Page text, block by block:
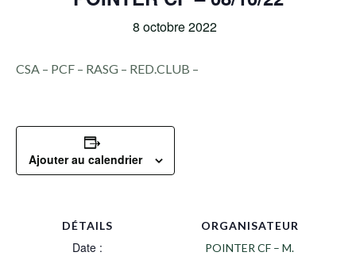
8 octobre 2022
CSA – PCF – RASG – RED.CLUB –
Ajouter au calendrier
DÉTAILS
Date :
ORGANISATEUR
POINTER CF – M.